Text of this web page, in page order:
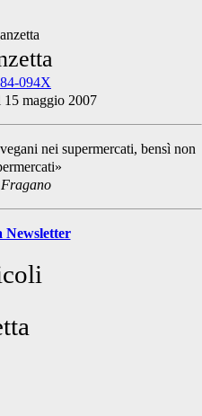
094X
maggio 2007
nei supermercati, bensì non
Newsletter